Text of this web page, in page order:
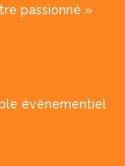
passionné »
évènementiel